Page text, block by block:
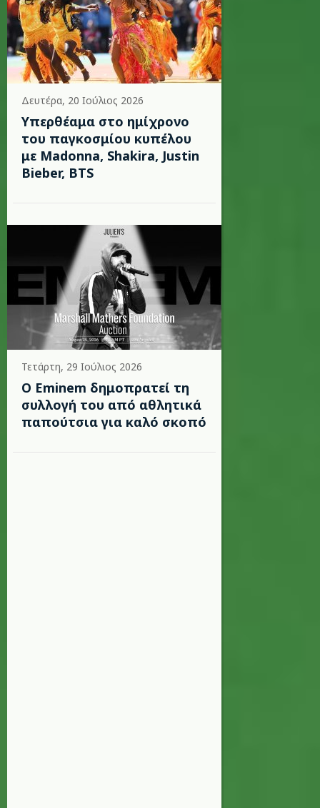
Δευτέρα, 20 Ιούλιος 2026
Υπερθέαμα στο ημίχρονο
του παγκοσμίου κυπέλου
με Madonna, Shakira, Justin
Bieber, BTS
Τετάρτη, 29 Ιούλιος 2026
Ο Eminem δημοπρατεί τη
συλλογή του από αθλητικά
παπούτσια για καλό σκοπό